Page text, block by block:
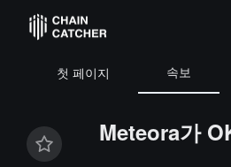
첫 페이지 속보
Meteora가